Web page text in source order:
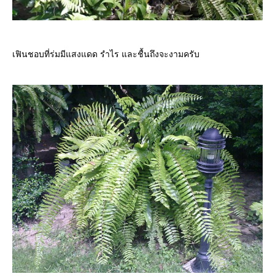
เฟินชอบที่ร่มมีแสงแดด รำไร และชื้นถึงจะงามครับ